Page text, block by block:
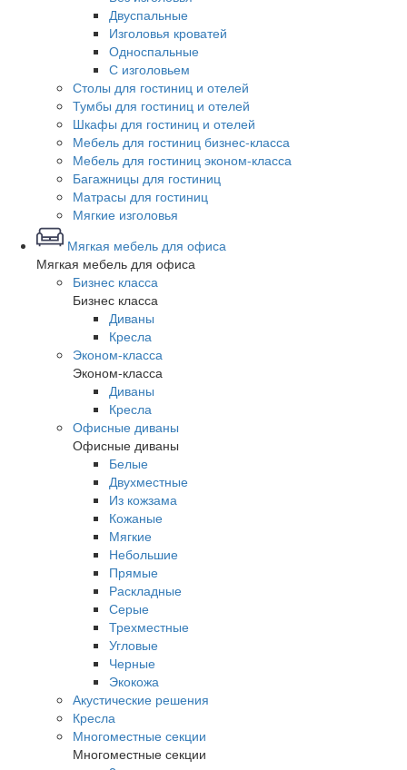
Двуспальные
Изголовья кроватей
Односпальные
С изголовьем
Столы для гостиниц и отелей
Тумбы для гостиниц и отелей
Шкафы для гостиниц и отелей
Мебель для гостиниц бизнес-класса
Мебель для гостиниц эконом-класса
Багажницы для гостиниц
Матрасы для гостиниц
Мягкие изголовья
Мягкая мебель для офиса
Мягкая мебель для офиса
Бизнес класса
Бизнес класса
Диваны
Кресла
Эконом-класса
Эконом-класса
Диваны
Кресла
Офисные диваны
Офисные диваны
Белые
Двухместные
Из кожзама
Кожаные
Мягкие
Небольшие
Прямые
Раскладные
Серые
Трехместные
Угловые
Черные
Экокожа
Акустические решения
Кресла
Многоместные секции
Многоместные секции